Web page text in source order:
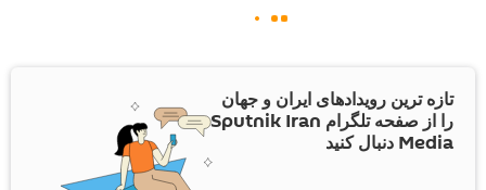
تازه ترین رویدادهای ایران و جهان
را از صفحه تلگرام Sputnik Iran
Media دنبال کنید